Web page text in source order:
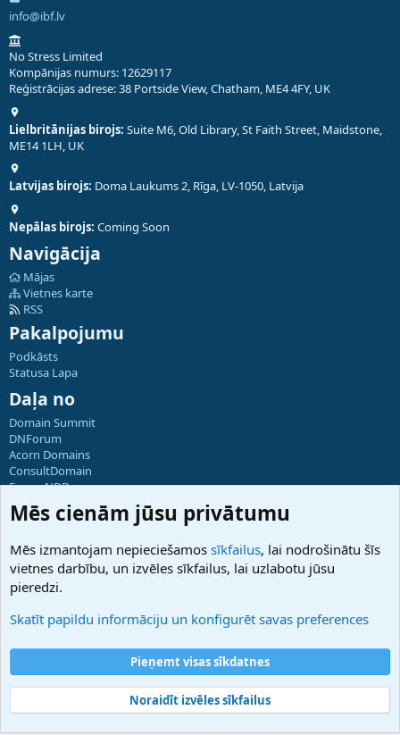
info@ibf.lv
No Stress Limited
Kompānijas numurs: 12629117
Reģistrācijas adrese: 38 Portside View, Chatham, ME4 4FY, UK
Lielbritānijas birojs: Suite M6, Old Library, St Faith Street, Maidstone,
ME14 1LH, UK
Latvijas birojs: Doma Laukums 2, Rīga, LV-1050, Latvija
Nepālas birojs: Coming Soon
Navigācija
Mājas
Vietnes karte
RSS
Pakalpojumu
Podkāsts
Statusa Lapa
Daļa no
Domain Summit
DNForum
Acorn Domains
ConsultDomain
ForumNDD
Domainforum.ro
27.be
Hostmaria
Atbalsts
Palīdzība
Noteikumi un nosacījumi
Privātuma politika
Community platform by XenForo® © 2010-2025 XenForo Ltd.
Mēs cienām jūsu privātumu
Mēs izmantojam nepieciešamos sīkfailus, lai nodrošinātu šīs
vietnes darbību, un izvēles sīkfailus, lai uzlabotu jūsu
pieredzi.
Skatīt papildu informāciju un konfigurēt savas preferences
Pieņemt visas sīkdatnes
Noraidīt izvēles sīkfailus